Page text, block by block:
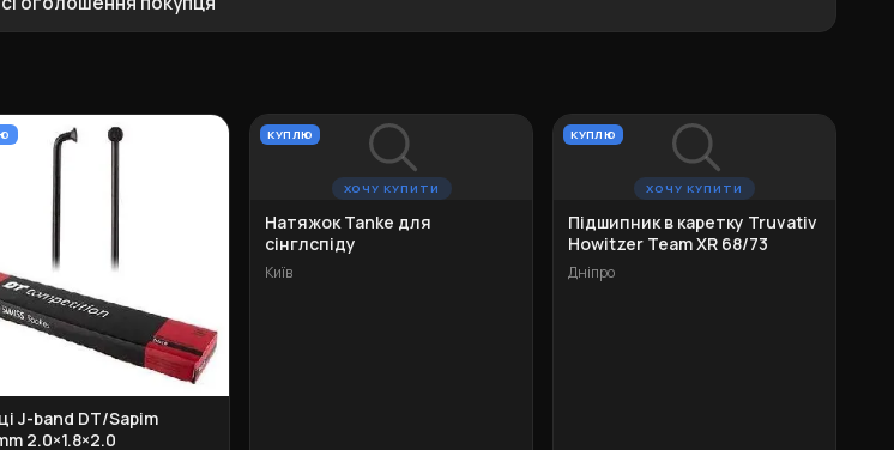
J-band DT/Sapim
2.0×1.8×2.0
ХОЧУ КУПИТИ
КУПЛЮ
Натяжок Tanke для
сінглспіду
Київ
ХОЧУ КУПИТИ
КУПЛЮ
Підшипник в каретку Truvativ
Howitzer Team XR 68/73
Дніпро